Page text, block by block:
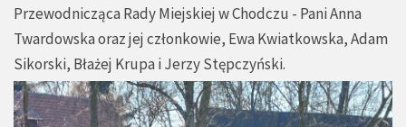
Przewodnicząca Rady Miejskiej w Chodczu - Pani Anna
Twardowska oraz jej członkowie, Ewa Kwiatkowska, Adam
Sikorski, Błażej Krupa i Jerzy Stępczyński.